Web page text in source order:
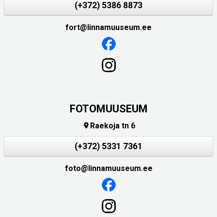
(+372) 5386 8873
fort@linnamuuseum.ee
FOTOMUUSEUM
 Raekoja tn 6
(+372) 5331 7361
foto@linnamuuseum.ee